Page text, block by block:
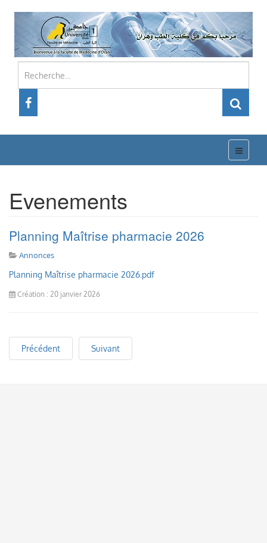
Evenements
Planning Maîtrise pharmacie 2026
Annonces
Planning Maîtrise pharmacie 2026.pdf
Création : 20 janvier 2026
Précédent Suivant